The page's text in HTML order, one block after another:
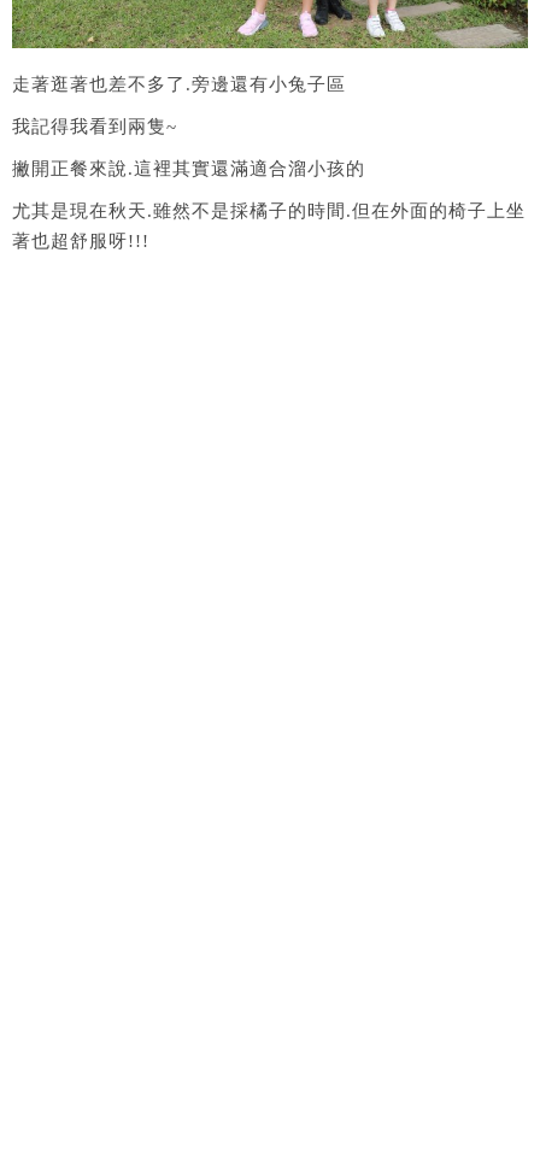
走著逛著也差不多了.旁邊還有小兔子區
我記得我看到兩隻~
撇開正餐來說.這裡其實還滿適合溜小孩的
尤其是現在秋天.雖然不是採橘子的時間.但在外面的椅子上坐
著也超舒服呀!!!